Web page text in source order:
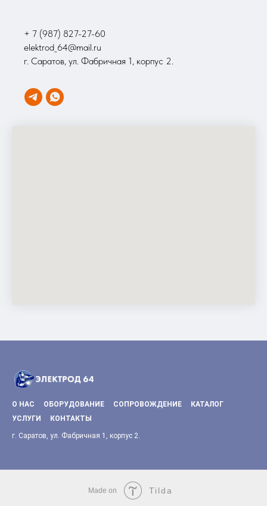
+ 7 (987) 827-27-60
elektrod_64@mail.ru
г. Саратов, ул. Фабричная 1, корпус 2.
О НАС ОБОРУДОВАНИЕ СОПРОВОЖДЕНИЕ
КАТАЛОГ
УСЛУГИ
КОНТАКТЫ
г. Саратов, ул. Фабричная 1, корпус 2.
Made on Tilda